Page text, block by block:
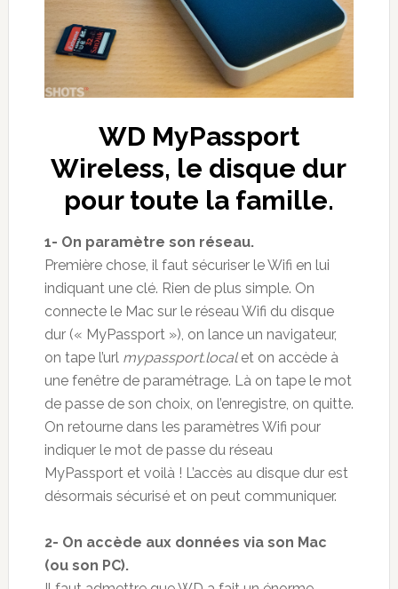
WD MyPassport
Wireless, le disque dur
pour toute la famille.
1- On paramètre son réseau.
Première chose, il faut sécuriser le Wifi en lui
indiquant une clé. Rien de plus simple. On
connecte le Mac sur le réseau Wifi du disque
dur (« MyPassport »), on lance un navigateur,
on tape l’url mypassport.localet on accède à
une fenêtre de paramétrage. Là on tape le mot
de passe de son choix, on l’enregistre, on quitte.
On retourne dans les paramètres Wifi pour
indiquer le mot de passe du réseau
MyPassport et voilà ! L’accès au disque dur est
désormais sécurisé et on peut communiquer.
2- On accède aux données via son Mac
(ou son PC).